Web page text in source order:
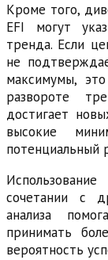
Кроме того,
EFI могут
тренда. Если
не
максимумы,
развороте
достигает
высокие
потенциальный
сочетании с
анализа
принимать
вероятность